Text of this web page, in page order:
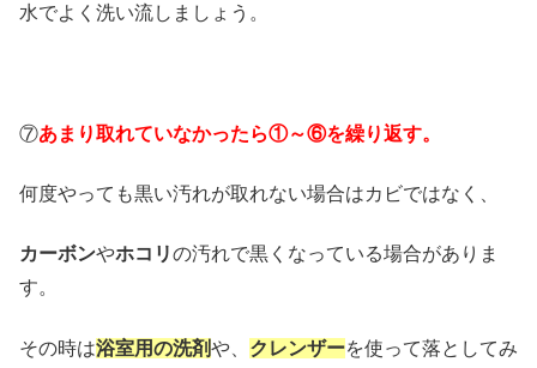
水でよく洗い流しましょう。
⑦あまり取れていなかったら①～⑥を繰り返す。
何度やっても黒い汚れが取れない場合はカビではなく、
カーボンやホコリの汚れで黒くなっている場合がありま
す。
その時は浴室用の洗剤や、 クレンザーを使って落としてみ